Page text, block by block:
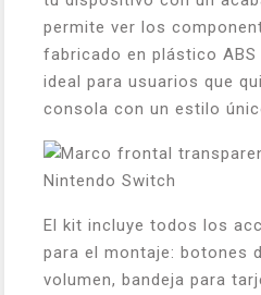
permite ver los
fabricado en plástico
ideal para usuarios que
consola con un estilo
El kit incluye todos los
para el montaje: botones
volumen, bandeja para